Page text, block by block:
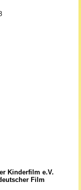
Kinderfilm e.V.
Film